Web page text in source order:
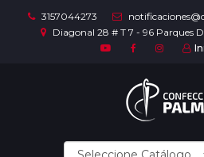
3157044273
Diagonal 28 # T 7 - 96 Parques